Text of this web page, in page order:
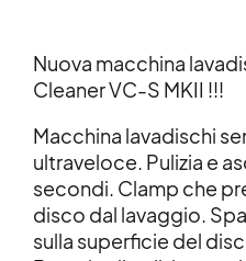
Nuova macchina
Cleaner VC-S MKII !!!
Macchina lavadischi
ultraveloce. Pulizia e
secondi. Clamp che
disco dal lavaggio.
sulla superficie del